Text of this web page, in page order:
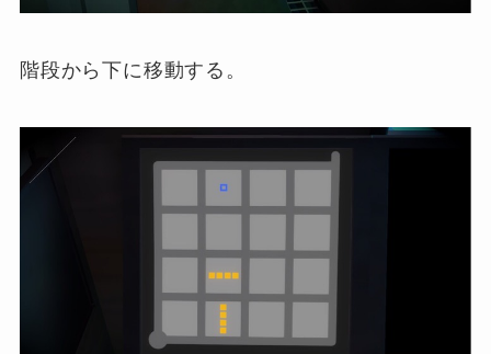
階段から下に移動する。